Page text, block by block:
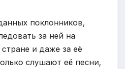
поклонников,
за ней на
и даже за её
слушают её песни,